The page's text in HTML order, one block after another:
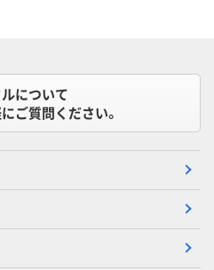
について
ご質問ください。